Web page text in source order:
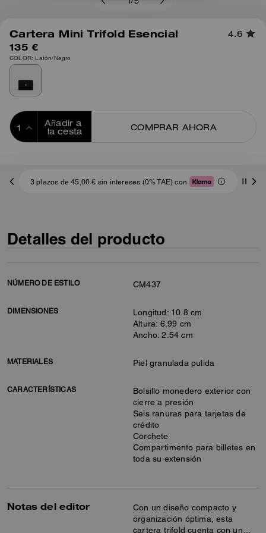
/5
Cartera Mini Trifold Esencial 4.6
135 €
COLOR: Latón/Negro
Añadir a
la cesta
COMPRAR AHORA
3 plazos de 45,00 € sin intereses (0% TAE) con
Detalles del producto
NÚMERO DE ESTILO CM437
DIMENSIONES
Longitud: 10.8 cm
Altura: 6.99 cm
Ancho: 2.54 cm
MATERIALES Piel granulada pulida
CARACTERÍSTICAS
Bolsillo monedero exterior con
cierre a presión
Seis ranuras para tarjetas de
crédito
Corchete
Compartimento para billetes en
toda su extensión
Notas del editor
Con un diseño compacto y
organización óptima, esta
cartera trifold cuenta con un